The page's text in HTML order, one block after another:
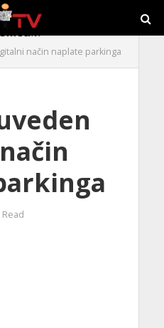
način naplate parkinga